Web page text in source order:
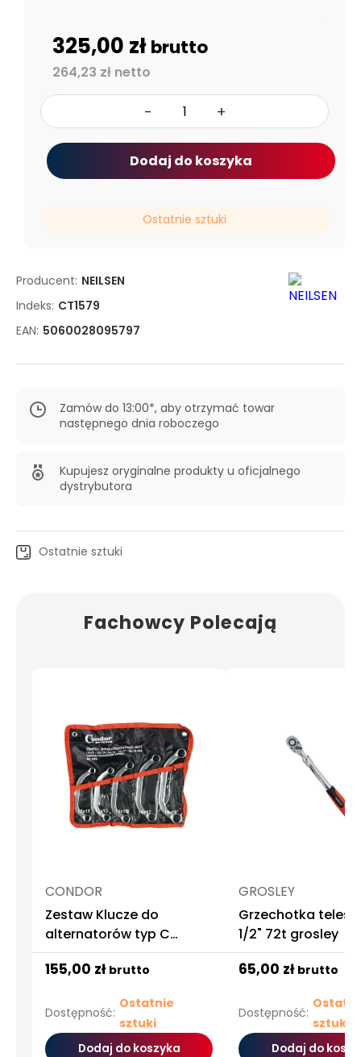
Producent: NEILSEN
Indeks: CT1579
EAN: 5060028095797
Zamów do 13:00*, aby otrzymać towar
następnego dnia roboczego
Kupujesz oryginalne produkty u oficjalnego
dystrybutora
Ostatnie sztuki
325,00 złbrutto
264,23 zł netto
- +
Dodaj do koszyka
Ostatnie sztuki
Fachowcy Polecają
CONDOR
Zestaw Klucze do
alternatorów typ C
Condor
155,00 zł brutto
Dostępność:
Ostatnie
sztuki
Dodaj do koszyka
GROSLEY
Grzechotka
1/2" 72t grosley
65,00 zł brutto
Dostępność:
sztuki
Dodaj do